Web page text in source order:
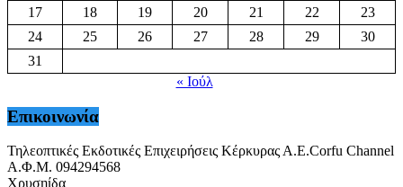
17
18 19 20 21 22
23
24
25 26 27 28 29
30
31
« Ιούλ
Επικοινωνία
Τηλεοπτικές Εκδοτικές Επιχειρήσεις Κέρκυρας Α.Ε.Corfu Channel
Α.Φ.Μ. 094294568
Χρυσηίδα